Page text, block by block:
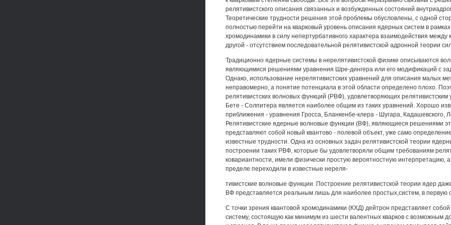
релятивистского описания связанных и возбужденных состояний
Теоретические трудности решения этой проблемы обусловлены, с одной
полностью перейти на кварковый уровень описания ядерных систем в рамках
хромодинамики в силу непертурбативного характера взаимодействия между
другой - отсутствием последовательной релятивистской адронной теории
Традиционно ядерные системы в нерелятивистской физике описываются
являющимися решениями уравнения Шре-дингера или его модификаций с
Однако, использование нерелятивистских уравнений для описания малых
неправомерно, а понятие потенциала в этой области определено плохо.
релятивистских волновых функций (РВФ), удовлетворяющих
Бете - Солпитера является наиболее общим из таких уравнений. Хорошо
приближения - уравнения Гросса, Бланкенбе-клера - Шугара, Кадашевского,
Релятивистские ядерные волновые функции (ВФ), являющиеся решениями
представляют собой новый квантово - полевой объект, уже само
известные трудности. Одна из основных задач релятивистской теории
построении таких РВФ, которые бы удовлетворяли общим требованиям
ковариантности, имели физически простую вероятностную интерпретацию,
пределе переходили в известные нереля-
тивистские волновые функции. Построение релятивистской теории ядер
ВФ представляется реальным лишь для наиболее простых,систем, в первую
С точки зрения квантовой хромодинамики (КХД) дейтрон представляет
систему, состоящую как минимум из шести валентных кварков с возможным